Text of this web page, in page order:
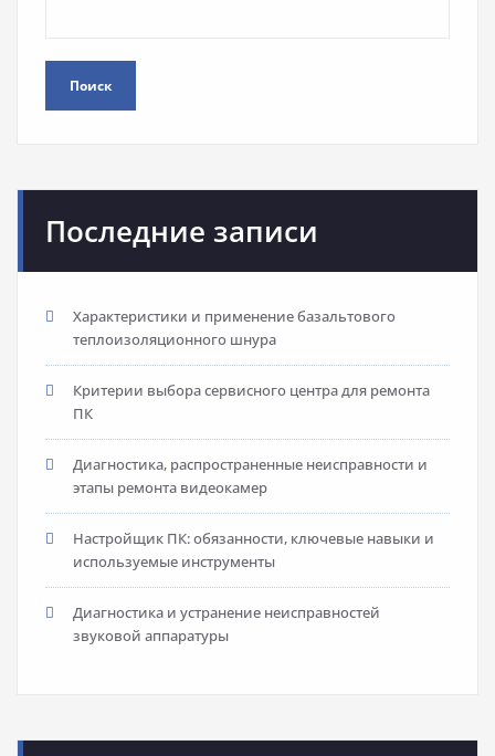
Поиск
Последние записи
Характеристики и применение базальтового
теплоизоляционного шнура
Критерии выбора сервисного центра для ремонта
ПК
Диагностика, распространенные неисправности и
этапы ремонта видеокамер
Настройщик ПК: обязанности, ключевые навыки и
используемые инструменты
Диагностика и устранение неисправностей
звуковой аппаратуры